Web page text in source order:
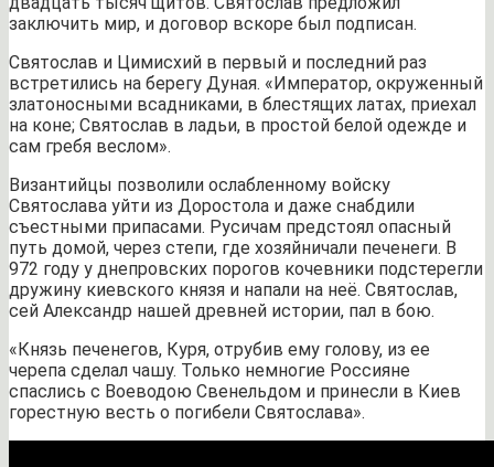
заключить мир, и договор вскоре был подписан.
Святослав и Цимисхий в первый и последний раз
встретились на берегу Дуная. «Император, окруженный
златоносными всадниками, в блестящих латах, приехал
на коне; Святослав в ладьи, в простой белой одежде и
сам гребя веслом».
Византийцы позволили ослабленному войску
Святослава уйти из Доростола и даже снабдили
съестными припасами. Русичам предстоял опасный
путь домой, через степи, где хозяйничали печенеги. В
972 году у днепровских порогов кочевники подстерегли
дружину киевского князя и напали на неё. Святослав,
сей Александр нашей древней истории, пал в бою.
«Князь печенегов, Куря, отрубив ему голову, из ее
черепа сделал чашу. Только немногие Россияне
спаслись с Воеводою Свенельдом и принесли в Киев
горестную весть о погибели Святослава».